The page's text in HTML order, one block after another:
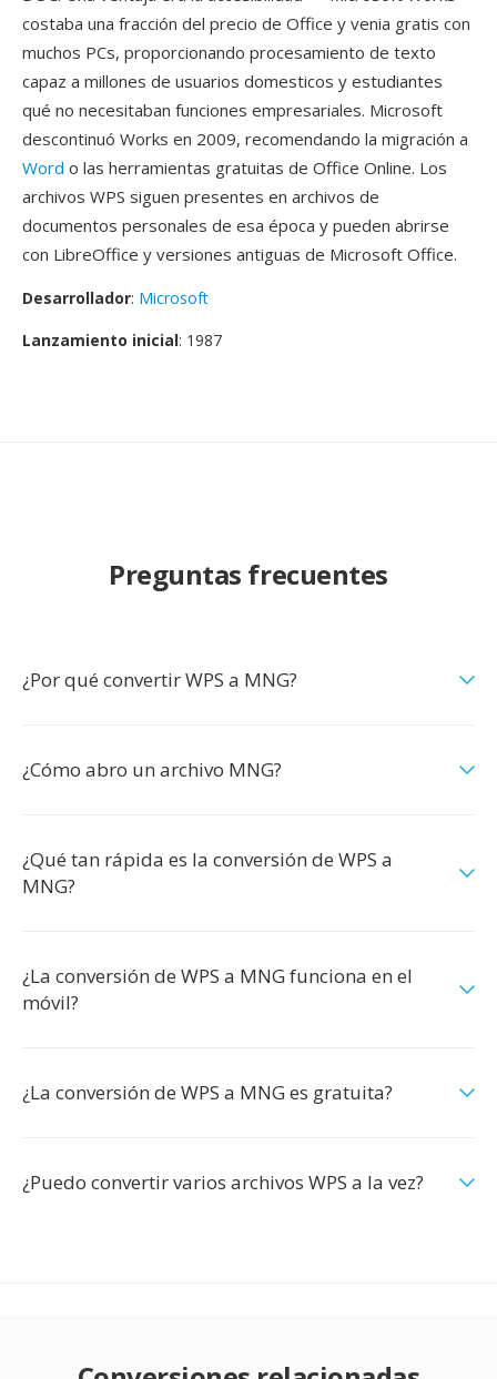
costaba una fracción del precio de Office y venia gratis con
muchos PCs, proporcionando procesamiento de texto
capaz a millones de usuarios domesticos y estudiantes
qué no necesitaban funciones empresariales. Microsoft
descontinuó Works en 2009, recomendando la migración a
Word o las herramientas gratuitas de Office Online. Los
archivos WPS siguen presentes en archivos de
documentos personales de esa época y pueden abrirse
con LibreOffice y versiones antiguas de Microsoft Office.
Desarrollador: Microsoft
Lanzamiento inicial: 1987
Preguntas frecuentes
¿Por qué convertir WPS a MNG?
¿Cómo abro un archivo MNG?
¿Qué tan rápida es la conversión de WPS a
MNG?
¿La conversión de WPS a MNG funciona en el
móvil?
¿La conversión de WPS a MNG es gratuita?
¿Puedo convertir varios archivos WPS a la vez?